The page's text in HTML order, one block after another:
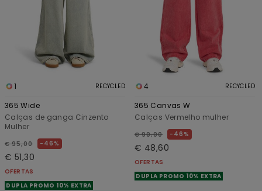
1 RECYCLED
365 Wide
Calças de ganga Cinzento
Mulher
€ 95,00 46%
€ 51,30
OFERTAS
DUPLA PROMO 10% EXTRA
4 RECYCLED
365 Canvas W
Calças Vermelho mulher
€ 90,00 46%
€ 48,60
OFERTAS
DUPLA PROMO 10% EXTRA